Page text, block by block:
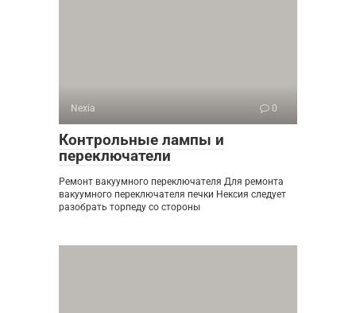
Nexia 0
Контрольные лампы и
переключатели
Ремонт вакуумного переключателя Для ремонта
вакуумного переключателя печки Нексия следует
разобрать торпеду со стороны